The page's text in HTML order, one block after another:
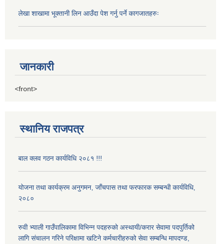
लेखा शाखामा भूक्तानी लिन आउँदा पेश गर्नु पर्ने कागजातहरुः
जानकारी
<front>
स्थानिय राजपत्र
बाल क्लव गठन कार्यविधि २०८१ !!!
योजना तथा कार्यक्रम अनुगमन, जाँचपास तथा फरफारक सम्बन्धी कार्यविधि,
२०८०
रुवी भ्याली गाउँपालिकामा विभिन्न पदहरुको अस्थायी/करार सेवामा पदपुर्तिको
लागि संचालन गरिने परिक्षामा खटिने कर्मचारीहरुको सेवा सम्बन्धि मापदण्ड,